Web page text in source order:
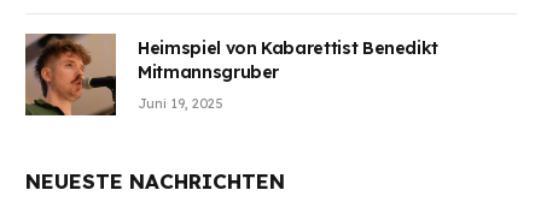
Heimspiel von Kabarettist Benedikt
Mitmannsgruber
Juni 19, 2025
NEUESTE NACHRICHTEN